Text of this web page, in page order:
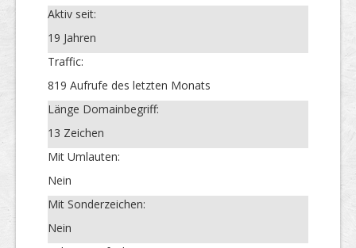
Aktiv seit:
19 Jahren
Traffic:
819 Aufrufe des letzten Monats
Länge Domainbegriff:
13 Zeichen
Mit Umlauten:
Nein
Mit Sonderzeichen:
Nein